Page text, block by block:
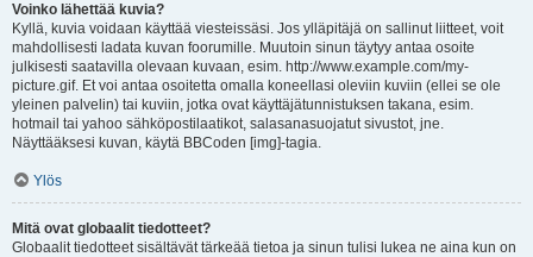
Voinko lähettää kuvia?
Kyllä, kuvia voidaan käyttää viesteissäsi. Jos ylläpitäjä on sallinut liitteet, voit
mahdollisesti ladata kuvan foorumille. Muutoin sinun täytyy antaa osoite
julkisesti saatavilla olevaan kuvaan, esim. http://www.example.com/my-
picture.gif. Et voi antaa osoitetta omalla koneellasi oleviin kuviin (ellei se ole
yleinen palvelin) tai kuviin, jotka ovat käyttäjätunnistuksen takana, esim.
hotmail tai yahoo sähköpostilaatikot, salasanasuojatut sivustot, jne.
Näyttääksesi kuvan, käytä BBCoden [img]-tagia.
Ylös
Mitä ovat globaalit tiedotteet?
Globaalit tiedotteet sisältävät tärkeää tietoa ja sinun tulisi lukea ne aina kun on